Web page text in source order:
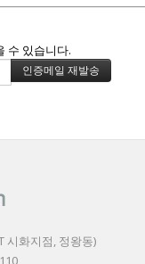
수 있습니다.
시화지점, 정왕동)